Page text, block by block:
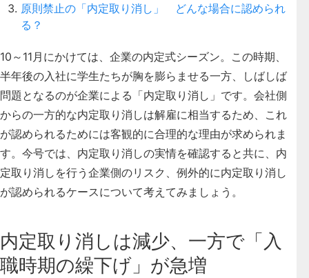
原則禁止の「内定取り消し」 どんな場合に認められ
る？
10～11月にかけては、企業の内定式シーズン。この時期、
半年後の入社に学生たちが胸を膨らませる一方、しばしば
問題となるのが企業による「内定取り消し」です。会社側
からの一方的な内定取り消しは解雇に相当するため、これ
が認められるためには客観的に合理的な理由が求められま
す。今号では、 内定取り消しの実情を確認すると共に、内
定取り消しを行う企業側のリスク、例外的に内定取り消し
が認められるケースについて考えてみましょう。
内定取り消しは減少、一方で「入
職時期の繰下げ」が急増